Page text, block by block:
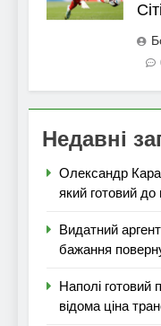
Сіті
Недавні
Олександр
який готовий
Видатний
бажання
Наполі
відома ціна